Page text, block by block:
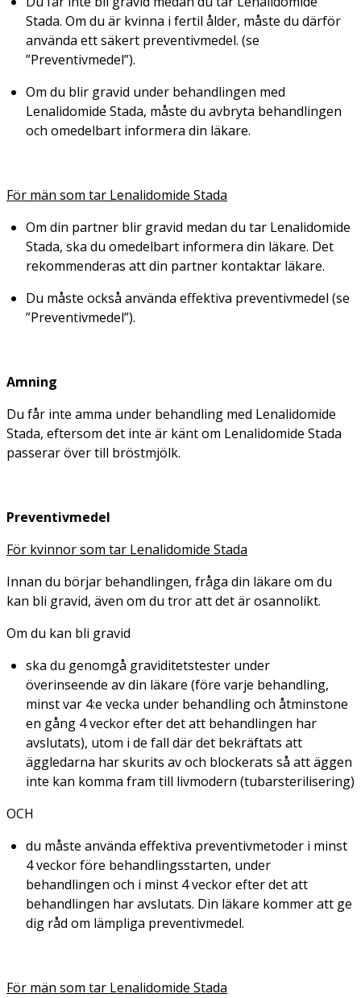
Stada. Om du är kvinna i fertil ålder, måste du därför
använda ett säkert preventivmedel. (se
”Preventivmedel”).
Om du blir gravid under behandlingen med
Lenalidomide Stada, måste du avbryta behandlingen
och omedelbart informera din läkare.
För män som tar Lenalidomide Stada
Om din partner blir gravid medan du tar Lenalidomide
Stada, ska du omedelbart informera din läkare. Det
rekommenderas att din partner kontaktar läkare.
Du måste också använda effektiva preventivmedel (se
”Preventivmedel”).
Amning
Du får inte amma under behandling med Lenalidomide
Stada, eftersom det inte är känt om Lenalidomide Stada
passerar över till bröstmjölk.
Preventivmedel
För kvinnor som tar Lenalidomide Stada
Innan du börjar behandlingen, fråga din läkare om du
kan bli gravid, även om du tror att det är osannolikt.
Om du kan bli gravid
ska du genomgå graviditetstester under
överinseende av din läkare (före varje behandling,
minst var 4:e vecka under behandling och åtminstone
en gång 4 veckor efter det att behandlingen har
avslutats), utom i de fall där det bekräftats att
äggledarna har skurits av och blockerats så att äggen
inte kan komma fram till livmodern (tubarsterilisering)
OCH
du måste använda effektiva preventivmetoder i minst
4 veckor före behandlingsstarten, under
behandlingen och i minst 4 veckor efter det att
behandlingen har avslutats. Din läkare kommer att ge
dig råd om lämpliga preventivmedel.
För män som tar Lenalidomide Stada